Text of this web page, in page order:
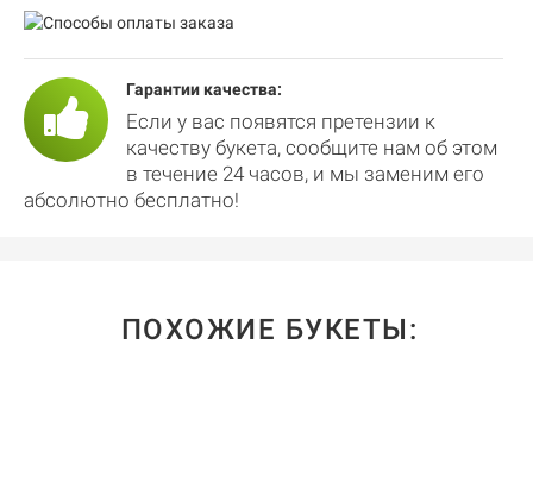
Гарантии качества:
Если у вас появятся претензии к
качеству букета, сообщите нам об этом
в течение 24 часов, и мы заменим его
абсолютно бесплатно!
ПОХОЖИЕ БУКЕТЫ: